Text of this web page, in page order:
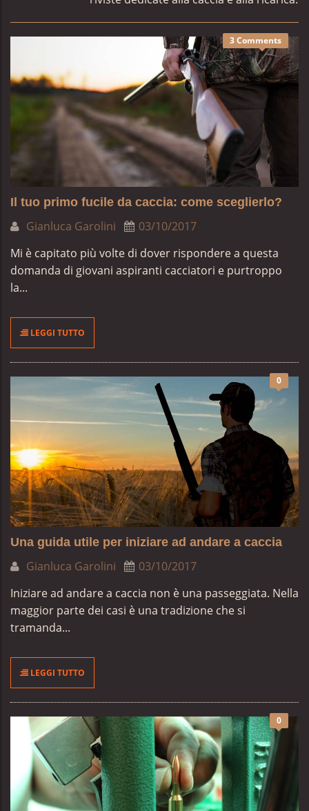
3 Comments
Il tuo primo fucile da caccia: come sceglierlo?
Gianluca Garolini
03/10/2017
Mi è capitato più volte di dover rispondere a questa
domanda di giovani aspiranti cacciatori e purtroppo
la...
LEGGI TUTTO
0
Una guida utile per iniziare ad andare a caccia
Gianluca Garolini
03/10/2017
Iniziare ad andare a caccia non è una passeggiata. Nella
maggior parte dei casi è una tradizione che si
tramanda...
LEGGI TUTTO
0